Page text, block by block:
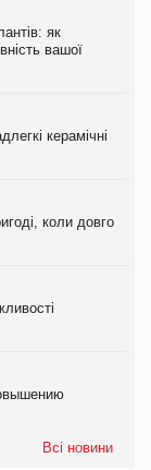
як
вашої
керамічні
коли довго
Всі новини